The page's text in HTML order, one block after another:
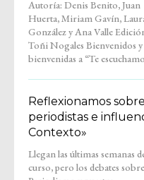
Autoría: Denis Benito, Juan
Huerta, Miriam Gavín,
González y Ana Valle Edición:
Toñi Nogales Bienvenidos y
bienvenidas a “Te
Voces de quienes llegaron a
Zaragoza para quedarse”.
espacio tranquilo, hecho para
escuchar sin prisas y
Reflexionamos
periodistas e
Contexto»
Llegan las últimas semanas
curso, pero los debates sobre
nuestro propio podcast
#Entremedios. Laura Jiménez,